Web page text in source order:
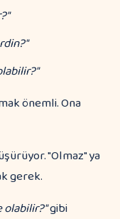
önemli. Ona
"Olmaz" ya
gerek.
olabilir?"gibi